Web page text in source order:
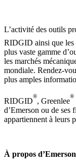
L’activité des outils
RIDGID ainsi que les
plus vaste gamme
les marchés
mondiale. Rendez-
plus amples
RIDGID
®
, Greenlee
®
d’Emerson ou de ses
appartiennent à leurs
À propos d’Emerson